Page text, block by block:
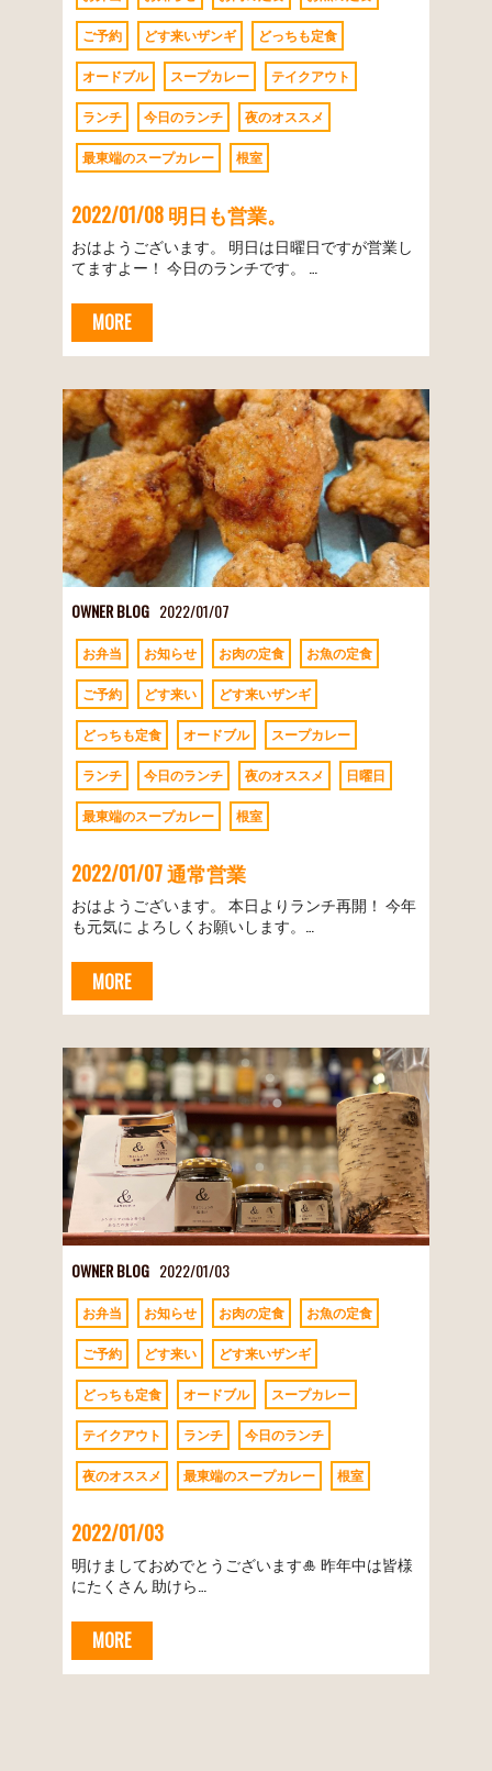
ご予約 どす来いザンギ どっちも定食
オードブル スープカレー テイクアウト
ランチ 今日のランチ 夜のオススメ
最東端のスープカレー 根室
2022/01/08 明日も営業。
おはようございます。 明日は日曜日ですが営業し
てますよー！ 今日のランチです。 …
MORE
OWNER BLOG 2022/01/07
お弁当 お知らせ お肉の定食 お魚の定食
ご予約 どす来い どす来いザンギ
どっちも定食 オードブル スープカレー
ランチ 今日のランチ 夜のオススメ 日曜日
最東端のスープカレー 根室
2022/01/07 通常営業
おはようございます。 本日よりランチ再開！ 今年
も元気に よろしくお願いします。…
MORE
OWNER BLOG 2022/01/03
お弁当 お知らせ お肉の定食 お魚の定食
ご予約 どす来い どす来いザンギ
どっちも定食 オードブル スープカレー
テイクアウト ランチ 今日のランチ
夜のオススメ 最東端のスープカレー 根室
2022/01/03
明けましておめでとうございます🎍 昨年中は皆様
にたくさん 助けら…
MORE